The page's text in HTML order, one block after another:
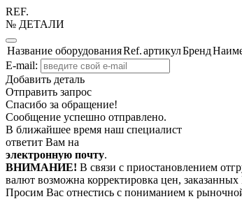
REF.
№ ДЕТАЛИ
Название оборудованияRef.артикулБренд
E-mail:
Добавить деталь
Отправить запрос
Спасибо за обращение!
Сообщение успешно отправлено.
В ближайшее время наш специалист
ответит Вам на
электронную почту.
ВНИМАНИЕ! В связи с приостановлением
валют возможна корректировка цен,
Просим Вас отнестись с пониманием к